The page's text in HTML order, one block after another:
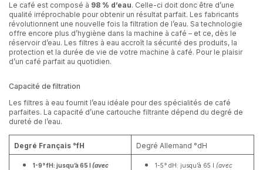
Le café est composé à 98 % d’eau. Celle-ci doit donc être d’une
qualité irréprochable pour obtenir un résultat parfait. Les fabricants
révolutionnent une nouvelle fois la filtration de l’eau. Sa technologie
offre encore plus d’hygiène dans la machine à café – et ce, dès le
réservoir d’eau. Les filtres à eau accroît la sécurité des produits, la
protection et la durée de vie de votre machine à café. Pour le plaisir
d’un café parfait au quotidien.
Capacité de filtration
Les filtres à eau fournit l’eau idéale pour des spécialités de café
parfaites. La capacité d’une cartouche filtrante dépend du degré de
dureté de l’eau.
Degré Français °fH Degré Allemand °dH
1-9° fH: jusqu’à 65 l (avec
1-5° dH: jusqu’à 65 l (avec